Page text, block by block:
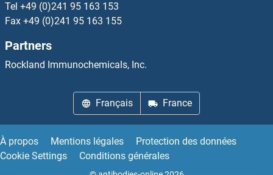
CRYBB1 Anticorps
CRYbB2 Anticorps
CRYGB Anticorps
CRYGD Anticorps
Tel +49 (0)241 95 163 153
Fax +49 (0)241 95 163 155
Partners
Rockland Immunochemicals, Inc.
Français France
À propos Mentions légales
Protection des données
Cookie Settings
Conditions générales